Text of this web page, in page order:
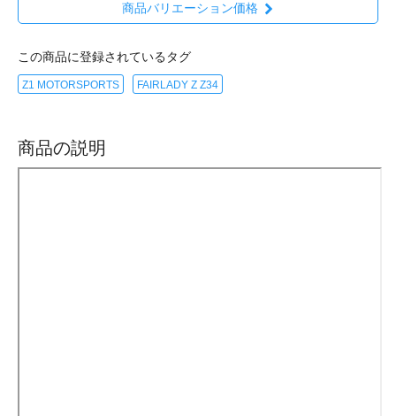
商品バリエーション価格
この商品に登録されているタグ
Z1 MOTORSPORTS FAIRLADY Z Z34
商品の説明